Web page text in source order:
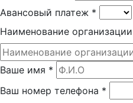
Авансовый платеж *
Наименование организации
Ваше имя *
Ваш номер телефона *